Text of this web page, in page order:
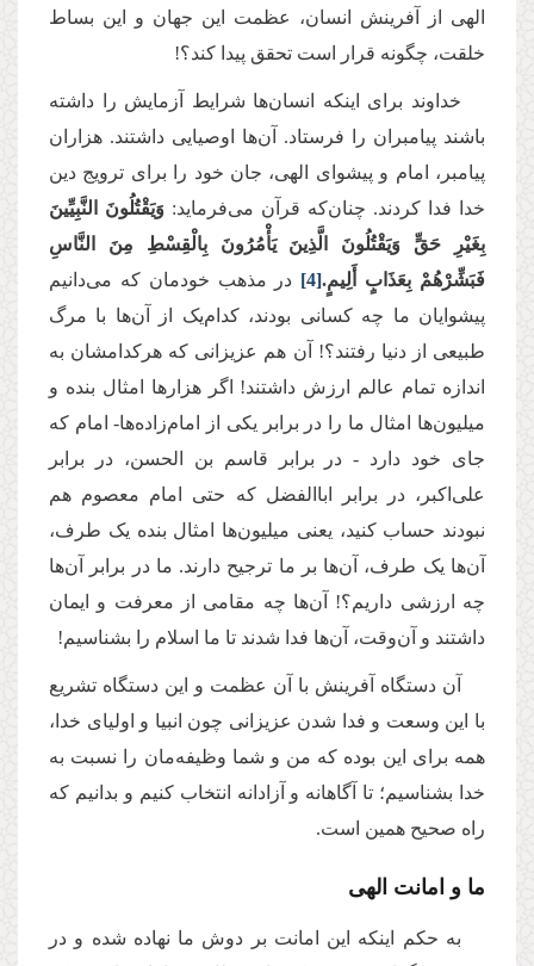
الهی از آفرینش انسان، عظمت این جهان و این بساط
خلقت، چگونه قرار است تحقق پیدا کند؟!
خداوند برای اینکه انسان‌ها شرایط آزمایش را داشته
باشند پیامبران را فرستاد. آن‌ها اوصیایی داشتند. هزاران
پیامبر، امام و پیشوای الهی، جان خود را برای ترویج دین
خدا فدا کردند. چنان‌که قرآن می‌فرماید: وَيَقْتُلُونَ النَّبِيِّينَ
بِغَيْرِ حَقٍّ وَيَقْتُلُونَ الَّذِينَ يَأْمُرُونَ بِالْقِسْطِ مِنَ النَّاسِ
فَبَشِّرْهُمْ بِعَذَابٍ أَلِيمٍ.[4] در مذهب خودمان که می‌دانیم
پیشوایان ما چه کسانی بودند، کدام‌یک از آن‌ها با مرگ
طبیعی از دنیا رفتند؟! آن هم عزیزانی که هرکدامشان به
اندازه‌ تمام عالم ارزش داشتند! اگر هزارها امثال بنده و
میلیون‌ها امثال ما را در برابر یکی از امام‌زاده‌ها- امام که
جای خود دارد - در برابر قاسم بن الحسن، در برابر
علی‌اکبر، در برابر اباالفضل که حتی امام معصوم هم
نبودند حساب کنید، یعنی میلیون‌ها امثال بنده یک طرف،
آن‌ها یک طرف، آن‌ها بر ما ترجیح دارند. ما در برابر آن‌ها
چه ارزشی داریم؟! آن‌ها چه مقامی از معرفت و ایمان
داشتند و آن‌وقت، آن‌ها فدا شدند تا ما اسلام را بشناسیم!
آن دستگاه آفرینش با آن عظمت و این دستگاه تشریع
با این وسعت و فدا شدن عزیزانی چون انبیا و اولیای خدا،
همه برای این بوده که من و شما وظیفه‌مان را نسبت به
خدا بشناسیم؛ تا آگاهانه و آزادانه انتخاب کنیم و بدانیم که
راه صحیح همین است.
ما و امانت الهی
به حکم اینکه این امانت بر دوش ما نهاده شده و در